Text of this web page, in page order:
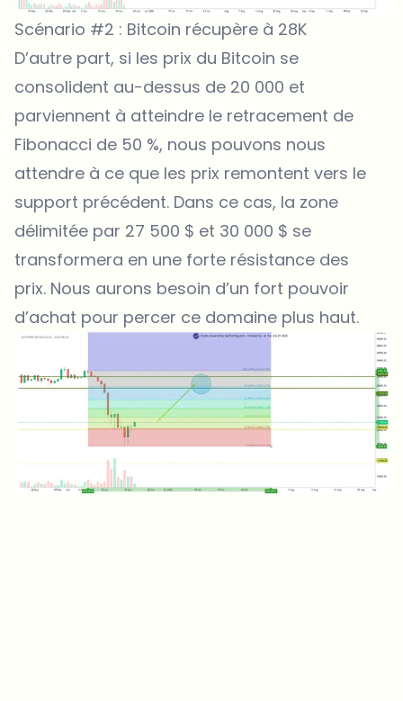
Scénario #2 : Bitcoin récupère à 28K
D’autre part, si les prix du Bitcoin se
consolident au-dessus de 20 000 et
parviennent à atteindre le retracement de
Fibonacci de 50 %, nous pouvons nous
attendre à ce que les prix remontent vers le
support précédent. Dans ce cas, la zone
délimitée par 27 500 $ et 30 000 $ se
transformera en une forte résistance des
prix. Nous aurons besoin d’un fort pouvoir
d’achat pour percer ce domaine plus haut.